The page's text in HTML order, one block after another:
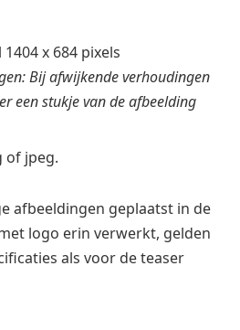
x 684 pixels
Bij afwijkende verhoudingen
een stukje van de afbeelding
of jpeg.
afbeeldingen geplaatst in de
logo erin verwerkt, gelden
als voor de teaser